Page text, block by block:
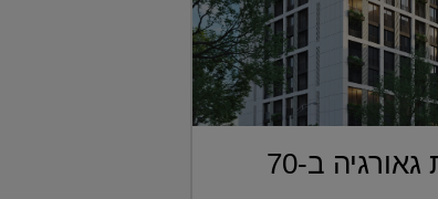
דירה בטביליסי בירת גאורגיה ב-70